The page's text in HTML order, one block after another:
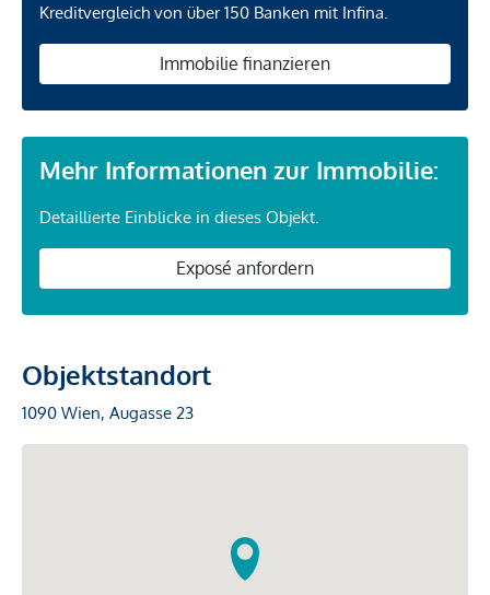
Kreditvergleich von über 150 Banken mit Infina.
Immobilie finanzieren
Mehr Informationen zur Immobilie:
Detaillierte Einblicke in dieses Objekt.
Exposé anfordern
Objektstandort
1090 Wien, Augasse 23